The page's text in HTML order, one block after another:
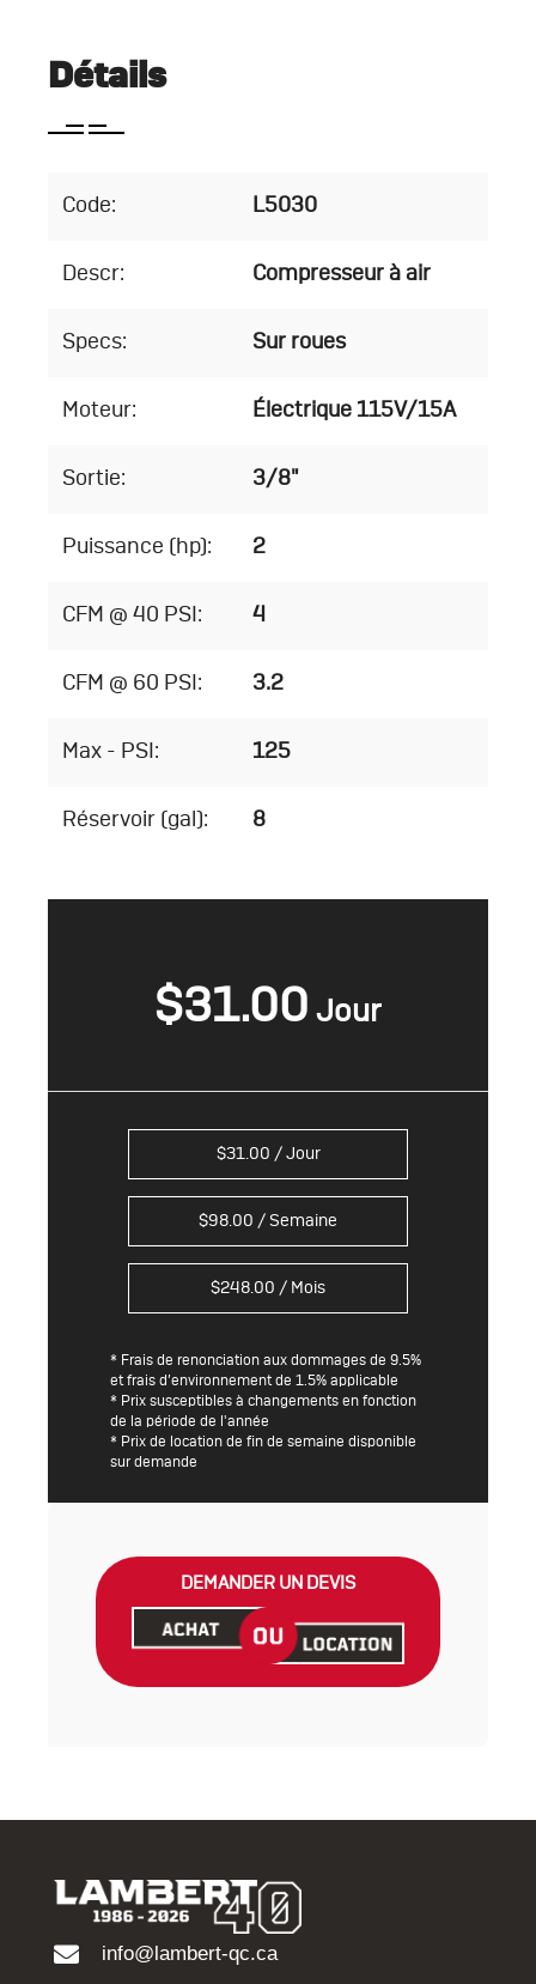
Détails
Code: L5030
Descr: Compresseur à air
Specs: Sur roues
Moteur: Électrique 115V/15A
Sortie: 3/8"
Puissance (hp): 2
CFM @ 40 PSI: 4
CFM @ 60 PSI: 3.2
Max - PSI: 125
Réservoir (gal): 8
$31.00
$31.00 / Jour
$98.00 / Semaine
$248.00 / Mois
* Frais de renonciation aux dommages de 9.5%
et frais d’environnement de 1.5% applicable
* Prix susceptibles à changements en fonction
de la période de l'année
* Prix de location de fin de semaine disponible
sur demande
DEMANDER UN DEVIS
info@lambert-qc.ca